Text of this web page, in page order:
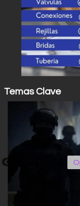
Temas Clave